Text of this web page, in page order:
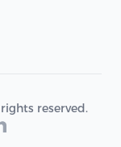
reserved.